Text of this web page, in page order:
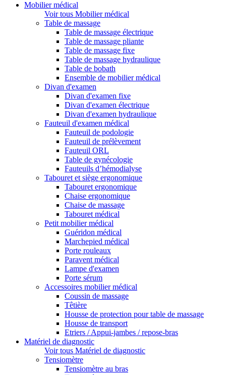
Mobilier médical
Voir tous Mobilier médical
Table de massage
Table de massage électrique
Table de massage pliante
Table de massage fixe
Table de massage hydraulique
Table de bobath
Ensemble de mobilier médical
Divan d'examen
Divan d'examen fixe
Divan d'examen électrique
Divan d'examen hydraulique
Fauteuil d'examen médical
Fauteuil de podologie
Fauteuil de prélèvement
Fauteuil ORL
Table de gynécologie
Fauteuils d’hémodialyse
Tabouret et siège ergonomique
Tabouret ergonomique
Chaise ergonomique
Chaise de massage
Tabouret médical
Petit mobilier médical
Guéridon médical
Marchepied médical
Porte rouleaux
Paravent médical
Lampe d'examen
Porte sérum
Accessoires mobilier médical
Coussin de massage
Têtière
Housse de protection pour table de massage
Housse de transport
Etriers / Appui-jambes / repose-bras
Matériel de diagnostic
Voir tous Matériel de diagnostic
Tensiomètre
Tensiomètre au bras